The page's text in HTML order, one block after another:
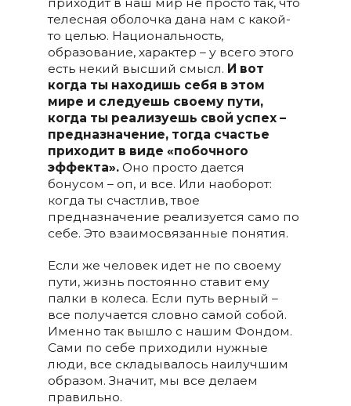
телесная оболочка дана нам с какой-
то целью. Национальность,
образование, характер – у всего этого
есть некий высший смысл. И вот
когда ты находишь себя в этом
мире и следуешь своему пути,
когда ты реализуешь свой успех –
предназначение, тогда счастье
приходит в виде «побочного
эффекта».Оно просто дается
бонусом – оп, и все. Или наоборот:
когда ты счастлив, твое
предназначение реализуется само по
себе. Это взаимосвязанные понятия.
Если же человек идет не по своему
пути, жизнь постоянно ставит ему
палки в колеса. Если путь верный –
все получается словно самой собой.
Именно так вышло с нашим Фондом.
Сами по себе приходили нужные
люди, все складывалось наилучшим
образом. Значит, мы все делаем
правильно.